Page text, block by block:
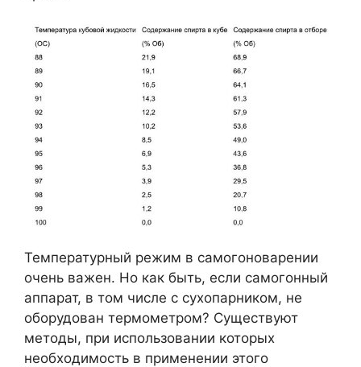
Температурный режим в самогоноварении
очень важен. Но как быть, если самогонный
аппарат, в том числе с сухопарником, не
оборудован термометром? Существуют
методы, при использовании которых
необходимость в применении этого